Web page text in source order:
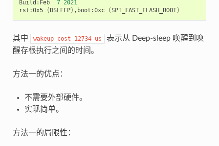
Build:Feb
7 2021
rst:0x5
(DSLEEP) ,boot:0xc (SPI_FAST_FLASH_BOOT)
其中 wakeup cost 12734 us
表示从 Deep-sleep 唤醒到唤
醒存根执行之间的时间。
方法一的优点：
不需要外部硬件。
实现简单。
方法一的局限性：